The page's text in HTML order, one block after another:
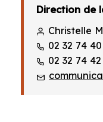
Direction de
Christelle
02 32 74
02 32 74